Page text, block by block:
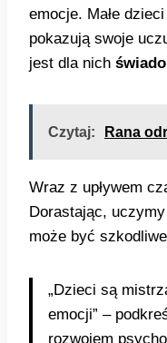
emocje. Małe
pokazują swoje
jest dla nich
Czytaj: Rana
Wraz z upływem
Dorastając,
może być
„Dzieci są
emocji” –
rozwojem